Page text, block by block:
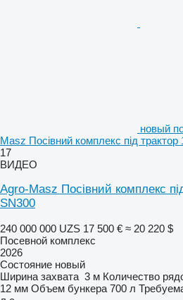
новый
Masz Посівний комплекс під
17
ВИДЕО
Agro-Masz Посівний комплекс
SN300
240 000 000 UZS 17 500 € ≈ 20 220 $
Посевной комплекс
2026
Состояние новый
Ширина захвата 3 м Количество
12 мм Объем бункера 700 л